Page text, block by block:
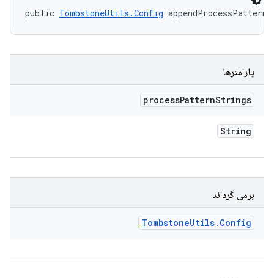
public TombstoneUtils.Config
پارامترها
processPatternStrings
String
برمی گرداند
TombstoneUtils. Config